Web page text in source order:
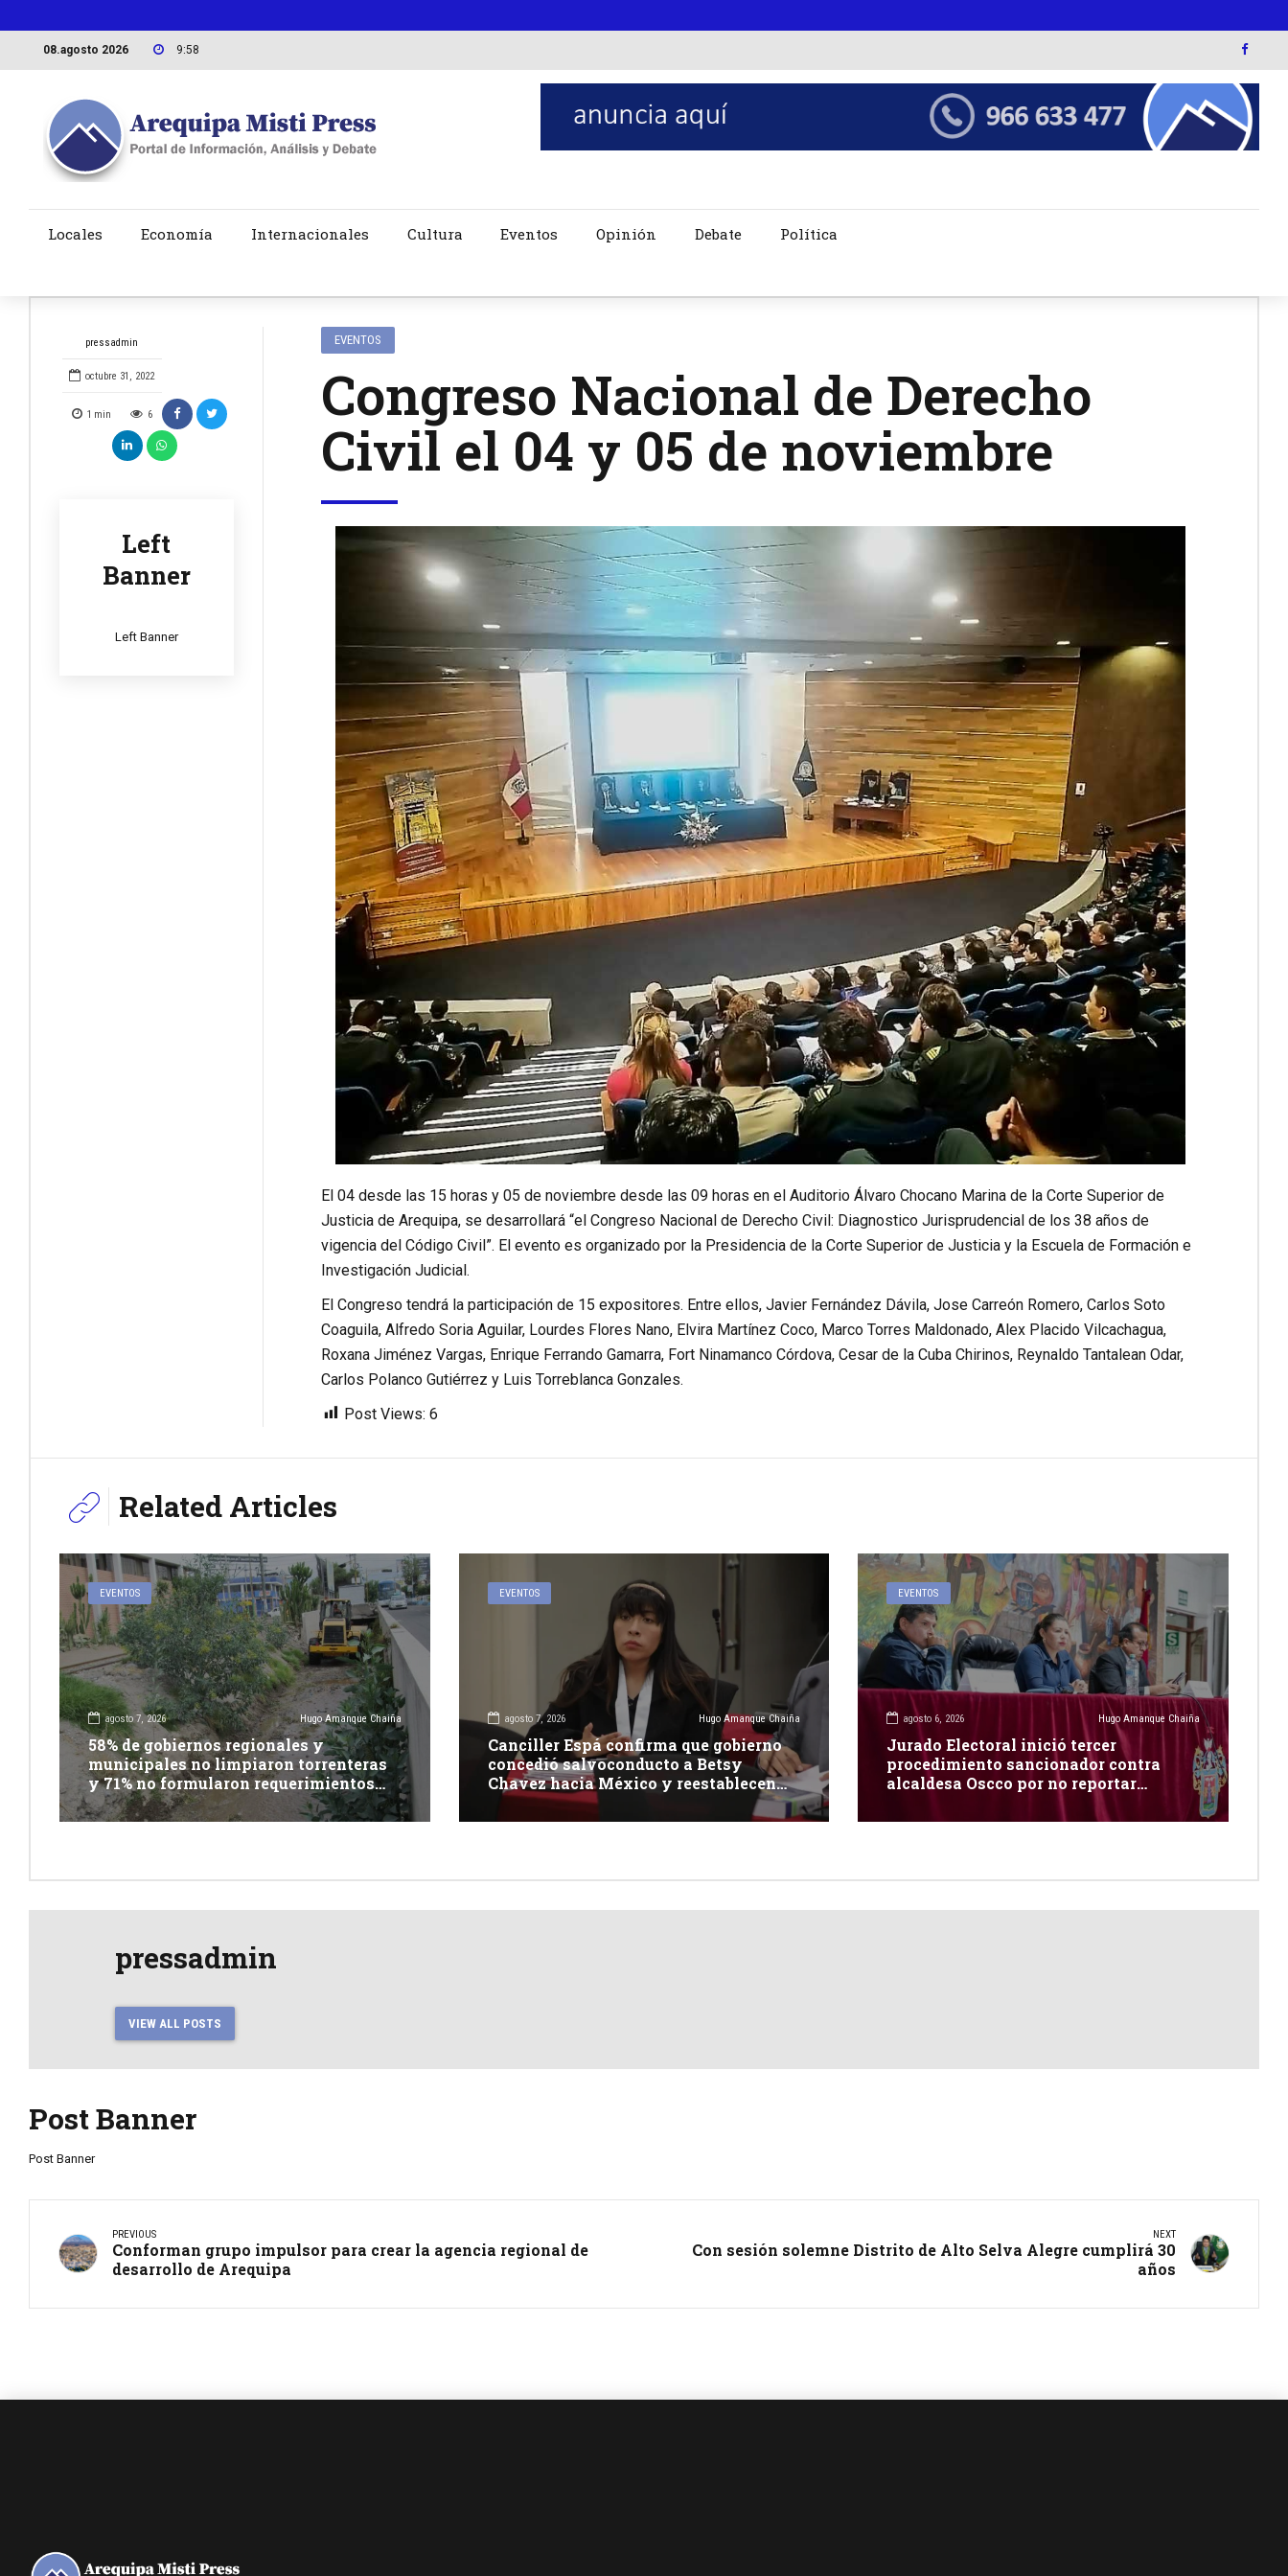
08.agosto 2026 9:58
Locales Economía Internacionales Cultura Eventos Opinión Debate Política
pressadmin
octubre 31, 2022
1 min 6
Left
Banner
Left Banner
EVENTOS
Congreso Nacional de Derecho
Civil el 04 y 05 de noviembre
El 04 desde las 15 horas y 05 de noviembre desde las 09 horas en el Auditorio Álvaro Chocano Marina de la Corte Superior de
Justicia de Arequipa, se desarrollará “el Congreso Nacional de Derecho Civil: Diagnostico Jurisprudencial de los 38 años de
vigencia del Código Civil”. El evento es organizado por la Presidencia de la Corte Superior de Justicia y la Escuela de Formación e
Investigación Judicial.
El Congreso tendrá la participación de 15 expositores. Entre ellos, Javier Fernández Dávila, Jose Carreón Romero, Carlos Soto
Coaguila, Alfredo Soria Aguilar, Lourdes Flores Nano, Elvira Martínez Coco, Marco Torres Maldonado, Alex Placido Vilcachagua,
Roxana Jiménez Vargas, Enrique Ferrando Gamarra, Fort Ninamanco Córdova, Cesar de la Cuba Chirinos, Reynaldo Tantalean Odar,
Carlos Polanco Gutiérrez y Luis Torreblanca Gonzales.
Post Views: 6
Related Articles
EVENTOS
agosto 7, 2026 Hugo Amanque Chaiña
58% de gobiernos regionales y
municipales no limpiaron torrenteras
y 71% no formularon requerimientos
presupuestales afirma informe de
Contraloría
EVENTOS
agosto 7, 2026 Hugo Amanque Chaiña
Canciller Espá confirma que gobierno
concedió salvoconducto a Betsy
Chavez hacia México y reestablecen
relaciones con dicho país
EVENTOS
agosto 6, 2026 Hugo Amanque Chaiña
Jurado Electoral inició tercer
procedimiento sancionador contra
alcaldesa Oscco por no reportar
pressadmin
VIEW ALL POSTS
Post Banner
Post Banner
PREVIOUS
Conforman grupo impulsor para crear la agencia regional de
desarrollo de Arequipa
NEXT
Con sesión solemne Distrito de Alto Selva Alegre cumplirá 30
años